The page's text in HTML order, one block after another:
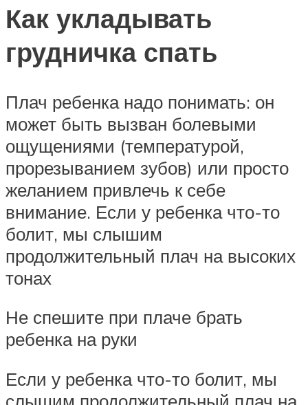
Как укладывать
грудничка спать
Плач ребенка надо понимать: он
может быть вызван болевыми
ощущениями (температурой,
прорезыванием зубов) или просто
желанием привлечь к себе
внимание. Если у ребенка что-то
болит, мы слышим
продолжительный плач на высоких
тонах
Не спешите при плаче брать
ребенка на руки
Если у ребенка что-то болит, мы